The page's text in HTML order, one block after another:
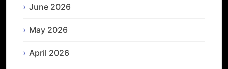
June 2026
May 2026
April 2026